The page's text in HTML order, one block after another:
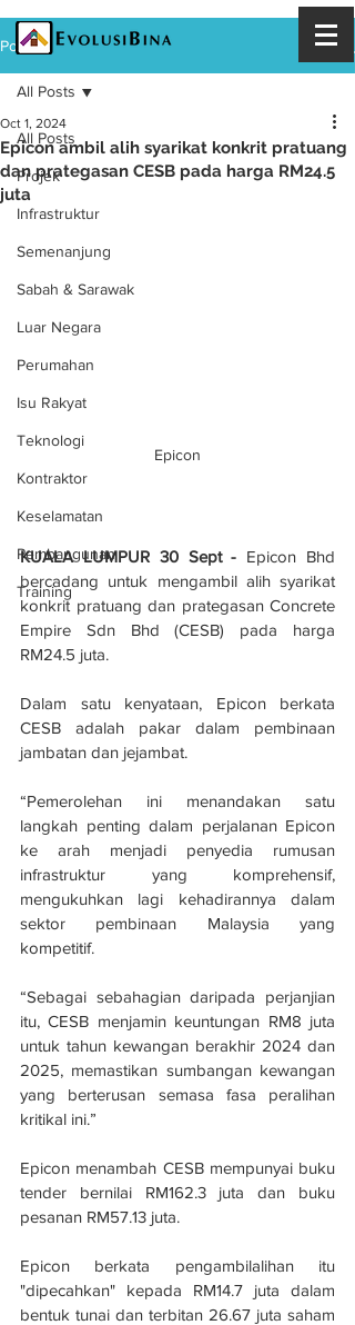
Post
All Posts
Projek
Infrastruktur
Semenanjung
Sabah & Sarawak
Luar Negara
Perumahan
Isu Rakyat
Teknologi
Kontraktor
Keselamatan
Pembangunan
Training
All Posts
Epicon ambil alih syarikat konkrit pratuang
dan prategasan CESB pada harga RM24.5
juta
Oct 1, 2024
Epicon
KUALA LUMPUR 30 Sept - Epicon Bhd
bercadang untuk mengambil alih syarikat
konkrit pratuang dan prategasan Concrete
Empire Sdn Bhd (CESB) pada harga
RM24.5 juta.
Dalam satu kenyataan, Epicon berkata
CESB adalah pakar dalam pembinaan
jambatan dan jejambat.
“Pemerolehan ini menandakan satu
langkah penting dalam perjalanan Epicon
ke arah menjadi penyedia rumusan
infrastruktur yang komprehensif,
mengukuhkan lagi kehadirannya dalam
sektor pembinaan Malaysia yang
kompetitif.
“Sebagai sebahagian daripada perjanjian
itu, CESB menjamin keuntungan RM8 juta
untuk tahun kewangan berakhir 2024 dan
2025, memastikan sumbangan kewangan
yang berterusan semasa fasa peralihan
kritikal ini.”
Epicon menambah CESB mempunyai buku
tender bernilai RM162.3 juta dan buku
pesanan RM57.13 juta.
Epicon berkata pengambilalihan itu
"dipecahkan" kepada RM14.7 juta dalam
bentuk tunai dan terbitan 26.67 juta saham